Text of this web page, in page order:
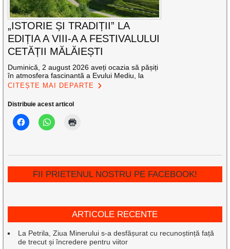
„ISTORIE ȘI TRADIȚII” LA
EDIȚIA A VIII-A A FESTIVALULUI
CETĂȚII MĂLĂIEȘTI
Duminică, 2 august 2026 aveți ocazia să pășiți
în atmosfera fascinantă a Evului Mediu, la
CITEȘTE MAI DEPARTE
Distribuie acest articol
FII PRIETENUL NOSTRU PE FACEBOOK!
ARTICOLE RECENTE
La Petrila, Ziua Minerului s-a desfășurat cu recunoștință față
de trecut și încredere pentru viitor